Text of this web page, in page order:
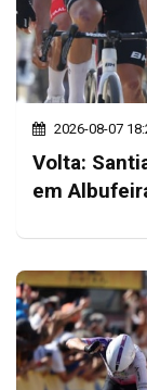
2026-08-07
Volta:
em